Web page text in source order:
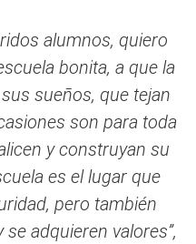
alumnos, quiero
bonita, a que la
sueños, que tejan
son para toda
y construyan su
es el lugar que
pero también
adquieren valores”,